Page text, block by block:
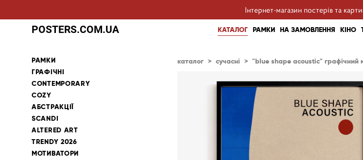
Інтернет-магазин постерів та
POSTERS.COM.UA КАТАЛОГ РАМКИ НА ЗАМОВЛЕННЯ КІНО
РАМКИ
ГРАФІЧНІ
CONTEMPORARY
COZY
АБСТРАКЦІЇ
SCANDI
ALTERED ART
TRENDY 2026
МОТИВАТОРИ
каталог > сучасні > "blue shape acoustic" графічний